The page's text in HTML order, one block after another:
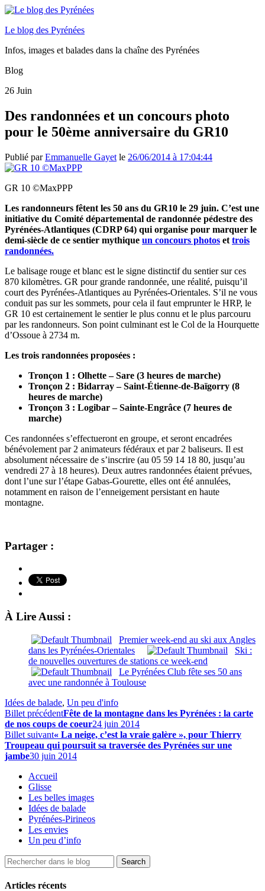
Le blog des Pyrénées
Infos, images et balades dans la chaîne des Pyrénées
Blog
26 Juin
Des randonnées et un concours photo
pour le 50ème anniversaire du GR10
Publié parEmmanuelle Gayet le 26/06/2014 à 17:04:44
GR 10 ©MaxPPP
Les randonneurs fêtent les 50 ans du GR10 le 29 juin. C’est une
initiative du Comité départemental de randonnée pédestre des
Pyrénées-Atlantiques (CDRP 64) qui organise pour marquer le
demi-siècle de ce sentier mythique un concours photos et trois
randonnées.
Le balisage rouge et blanc est le signe distinctif du sentier sur ces
870 kilomètres. GR pour grande randonnée, une réalité, puisqu’il
court des Pyrénées-Atlantiques au Pyrénées-Orientales. S’il ne vous
conduit pas sur les sommets, pour cela il faut emprunter le HRP, le
GR 10 est certainement le sentier le plus connu et le plus parcouru
par les randonneurs. Son point culminant est le Col de la Hourquette
d’Ossoue à 2734 m.
Les trois randonnées proposées :
Tronçon 1 : Olhette – Sare (3 heures de marche)
Tronçon 2 : Bidarray – Saint-Étienne-de-Baïgorry (8
heures de marche)
Tronçon 3 : Logibar – Sainte-Engrâce (7 heures de
marche)
Ces randonnées s’effectueront en groupe, et seront encadrées
bénévolement par 2 animateurs fédéraux et par 2 baliseurs. Il est
absolument nécessaire de s’inscrire (au 05 59 14 18 80, jusqu’au
vendredi 27 à 18 heures). Deux autres randonnées étaient prévues,
dont l’une sur l’étape Gabas-Gourette, elles ont été annulées,
notamment en raison de l’enneigement persistant en haute
montagne.
Partager :
À Lire Aussi :
Premier week-end au ski aux Angles
dans les Pyrénées-Orientales
Ski :
de nouvelles ouvertures de stations ce week-end
Le Pyrénées Club fête ses 50 ans
avec une randonnée à Toulouse
Idées de balade, Un peu d'info
Billet précédentFête de la montagne dans les Pyrénées : la carte
de nos coups de coeur24 juin 2014
Billet suivant« La neige, c’est la vraie galère », pour Thierry
Troupeau qui poursuit sa traversée des Pyrénées sur une
jambe30 juin 2014
Accueil
Glisse
Les belles images
Idées de balade
Pyrénées-Pirineos
Les envies
Un peu d’info
Articles récents